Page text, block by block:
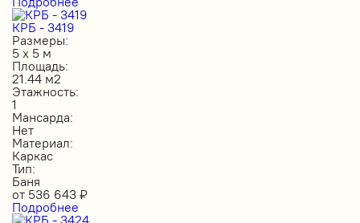
КРБ - 3419
Размеры:
5 х 5 м
Площадь:
21.44 м2
Этажность:
1
Мансарда:
Нет
Материал:
Каркас
Тип:
Баня
от 536 643 ₽
Подробнее